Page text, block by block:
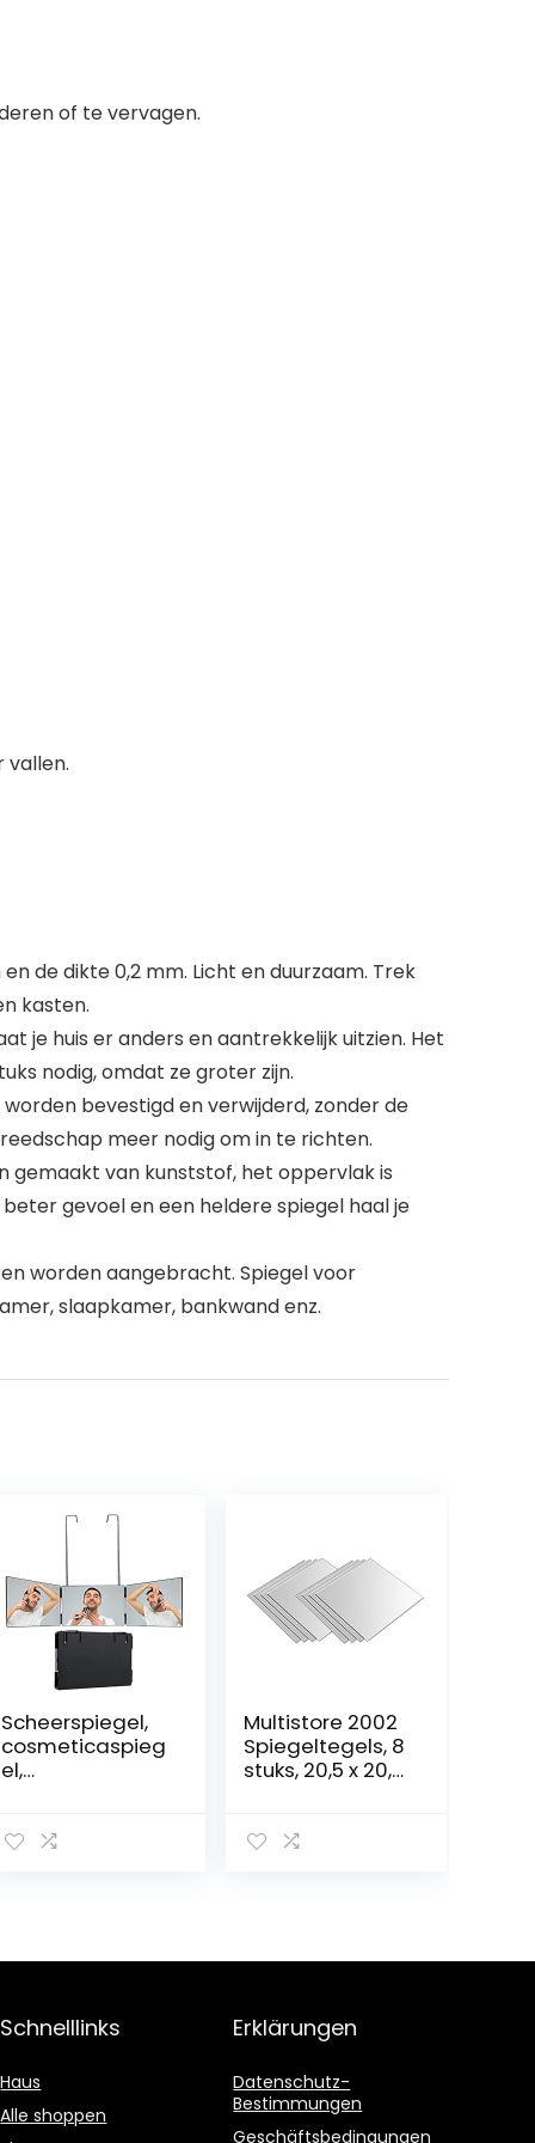
of te vervagen.
vallen.
de dikte 0,2 mm. Licht en duurzaam. Trek
kasten.
je huis er anders en aantrekkelijk uitzien. Het
nodig, omdat ze groter zijn.
bevestigd en verwijderd, zonder de
meer nodig om in te richten.
gemaakt van kunststof, het oppervlak is
gevoel en een heldere spiegel haal je
worden aangebracht. Spiegel voor
slaapkamer, bankwand enz.
Scheerspiegel,
cosmeticaspieg
el,
el,
kan worden
Multistore 2002
Spiegeltegels, 8
stuks, 20,5 x 20,5
wandspiegel
Schnelllinks
Haus
Alle shoppen
Erklärungen
Datenschutz-
Bestimmungen
Geschäftsbedingungen